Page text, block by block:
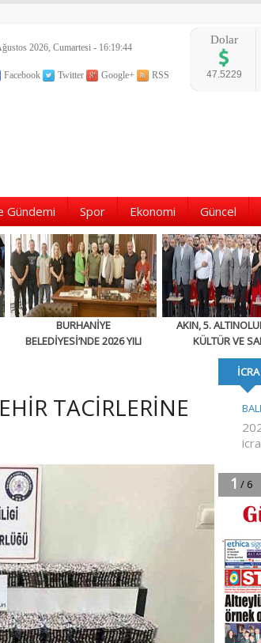
2026, Cumartesi - 16:19:45
Facebook Twitter Google+ RSS
Dolar
47.5229
Gündemi Spor Ekonomi Güncel
BURHANİYE
BELEDİYESİ’NDE 2026 YILI
AKIN, 5.
KÜLTÜR VE
FESTİVALİ’NE
TACİRLERİNE